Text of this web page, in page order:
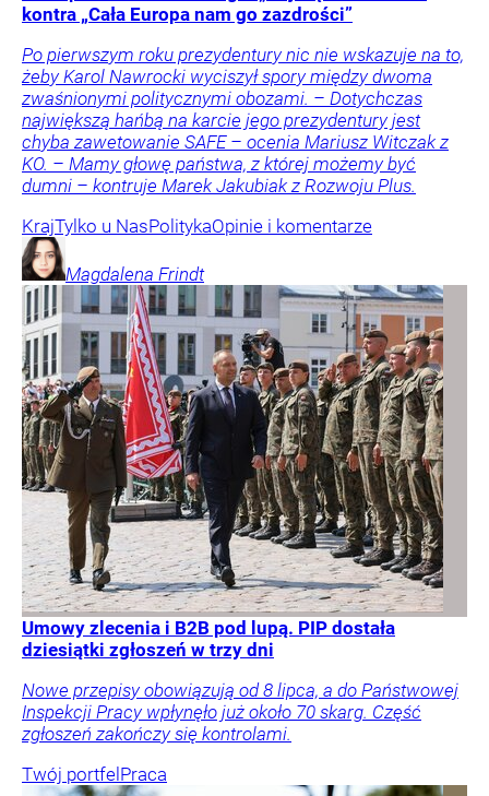
kontra „Cała Europa nam go zazdrości”
Po pierwszym roku prezydentury nic nie wskazuje na to,
żeby Karol Nawrocki wyciszył spory między dwoma
zwaśnionymi politycznymi obozami. – Dotychczas
największą hańbą na karcie jego prezydentury jest
chyba zawetowanie SAFE – ocenia Mariusz Witczak z
KO. – Mamy głowę państwa, z której możemy być
dumni – kontruje Marek Jakubiak z Rozwoju Plus.
KrajTylko u NasPolitykaOpinie i komentarze
Magdalena Frindt
Umowy zlecenia i B2B pod lupą. PIP dostała
dziesiątki zgłoszeń w trzy dni
Nowe przepisy obowiązują od 8 lipca, a do Państwowej
Inspekcji Pracy wpłynęło już około 70 skarg. Część
zgłoszeń zakończy się kontrolami.
Twój portfel Praca